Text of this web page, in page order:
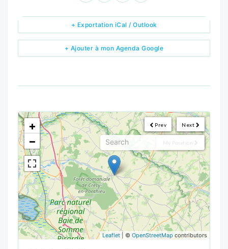
+ Ajouter à mon Agenda Google
+ Exportation iCal / Outlook
Next
Prev
My Position
<!---->
+
−
Leaflet | © OpenStreetMap contributors